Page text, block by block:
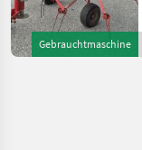
Gebrauchtmaschine